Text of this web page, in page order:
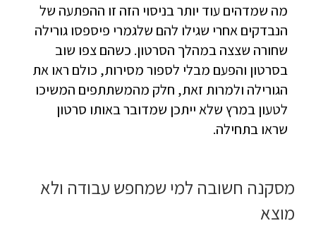
מה שמדהים עוד יותר בניסוי הזה זו ההפתעה של
הנבדקים אחרי שגילו להם שלגמרי פיספסו גורילה
שחורה שצצה במהלך הסרטון. כשהם צפו שוב
בסרטון והפעם מבלי לספור מסירות, כולם ראו את
הגורילה ולמרות זאת, חלק מהמשתתפים המשיכו
לטעון במרץ שלא ייתכן שמדובר באותו סרטון
שראו בתחילה.
מסקנה חשובה למי שמחפש עבודה ולא
מוצא